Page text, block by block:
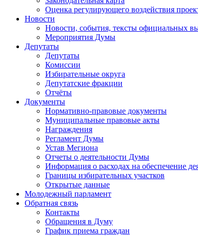
Оценка регулирующего воздействия
Новости
Новости, события, тексты официальных
Мероприятия Думы
Депутаты
Депутаты
Комиссии
Избирательные округа
Депутатские фракции
Отчёты
Документы
Нормативно-правовые документы
Муниципальные правовые акты
Награждения
Регламент Думы
Устав Мегиона
Отчеты о деятельности Думы
Информация о расходах на обеспечение
Границы избирательных участков
Открытые данные
Молодежный парламент
Обратная связь
Контакты
Обращения в Думу
График приема граждан